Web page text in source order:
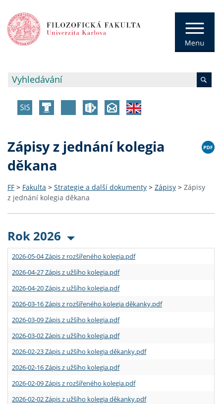
Zápisy z jednání kolegia
děkana
FF > Fakulta > Strategie a další dokumenty > Zápisy > Zápisy
z jednání kolegia děkana
Rok 2026
2026-05-04 Zápis z rozšířeného kolegia.pdf
2026-04-27 Zápis z užšího kolegia.pdf
2026-04-20 Zápis z užšího kolegia.pdf
2026-03-16 Zápis z rozšířeného kolegia děkanky.pdf
2026-03-09 Zápis z užšího kolegia.pdf
2026-03-02 Zápis z užšího kolegia.pdf
2026-02-23 Zápis z užšího kolegia děkanky.pdf
2026-02-16 Zápis z užšího kolegia.pdf
2026-02-09 Zápis z rozšířeného kolegia.pdf
2026-02-02 Zápis z užšího kolegia děkanky.pdf